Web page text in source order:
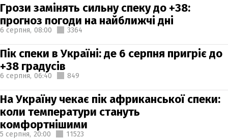
Грози замінять сильну спеку до +38:
прогноз погоди на найближчі дні
6 серпня, 08:00 3364
Пік спеки в Україні: де 6 серпня пригріє до
+38 градусів
6 серпня, 06:40 849
На Україну чекає пік африканської спеки:
коли температури стануть
комфортнішими
5 серпня, 20:00 11523